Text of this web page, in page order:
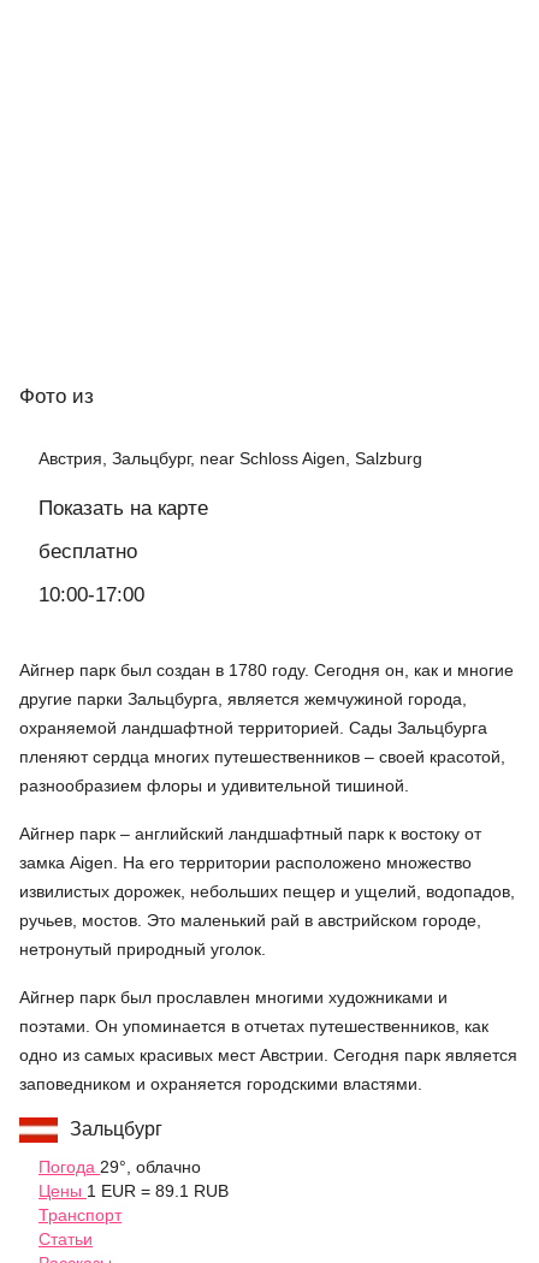
Фото из
Австрия, Зальцбург, near Schloss Aigen, Salzburg
Показать на карте
бесплатно
10:00-17:00
Айгнер парк был создан в 1780 году. Сегодня он, как и многие
другие парки Зальцбурга, является жемчужиной города,
охраняемой ландшафтной территорией. Сады Зальцбурга
пленяют сердца многих путешественников – своей красотой,
разнообразием флоры и удивительной тишиной.
Айгнер парк – английский ландшафтный парк к востоку от
замка Aigen. На его территории расположено множество
извилистых дорожек, небольших пещер и ущелий, водопадов,
ручьев, мостов. Это маленький рай в австрийском городе,
нетронутый природный уголок.
Айгнер парк был прославлен многими художниками и
поэтами. Он упоминается в отчетах путешественников, как
одно из самых красивых мест Австрии. Сегодня парк является
заповедником и охраняется городскими властями.
Зальцбург
Погода 29°, облачно
Цены 1 EUR = 89.1 RUB
Транспорт
Статьи